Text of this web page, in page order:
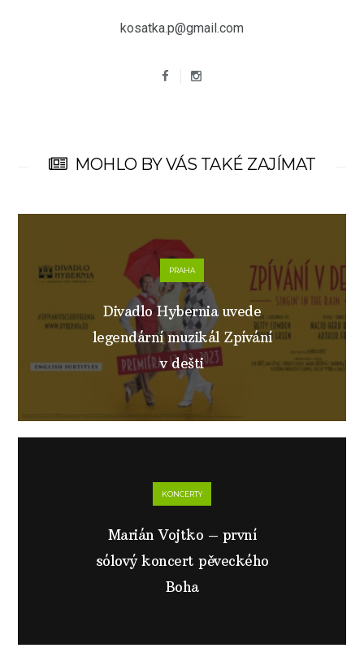
kosatka.p@gmail.com
MOHLO BY VÁS TAKÉ ZAJÍMAT
PRAHA
Divadlo Hybernia uvede
legendární muzikál Zpívání
v dešti
KONCERTY
Marián Vojtko – první
sólový koncert pěveckého
Boha